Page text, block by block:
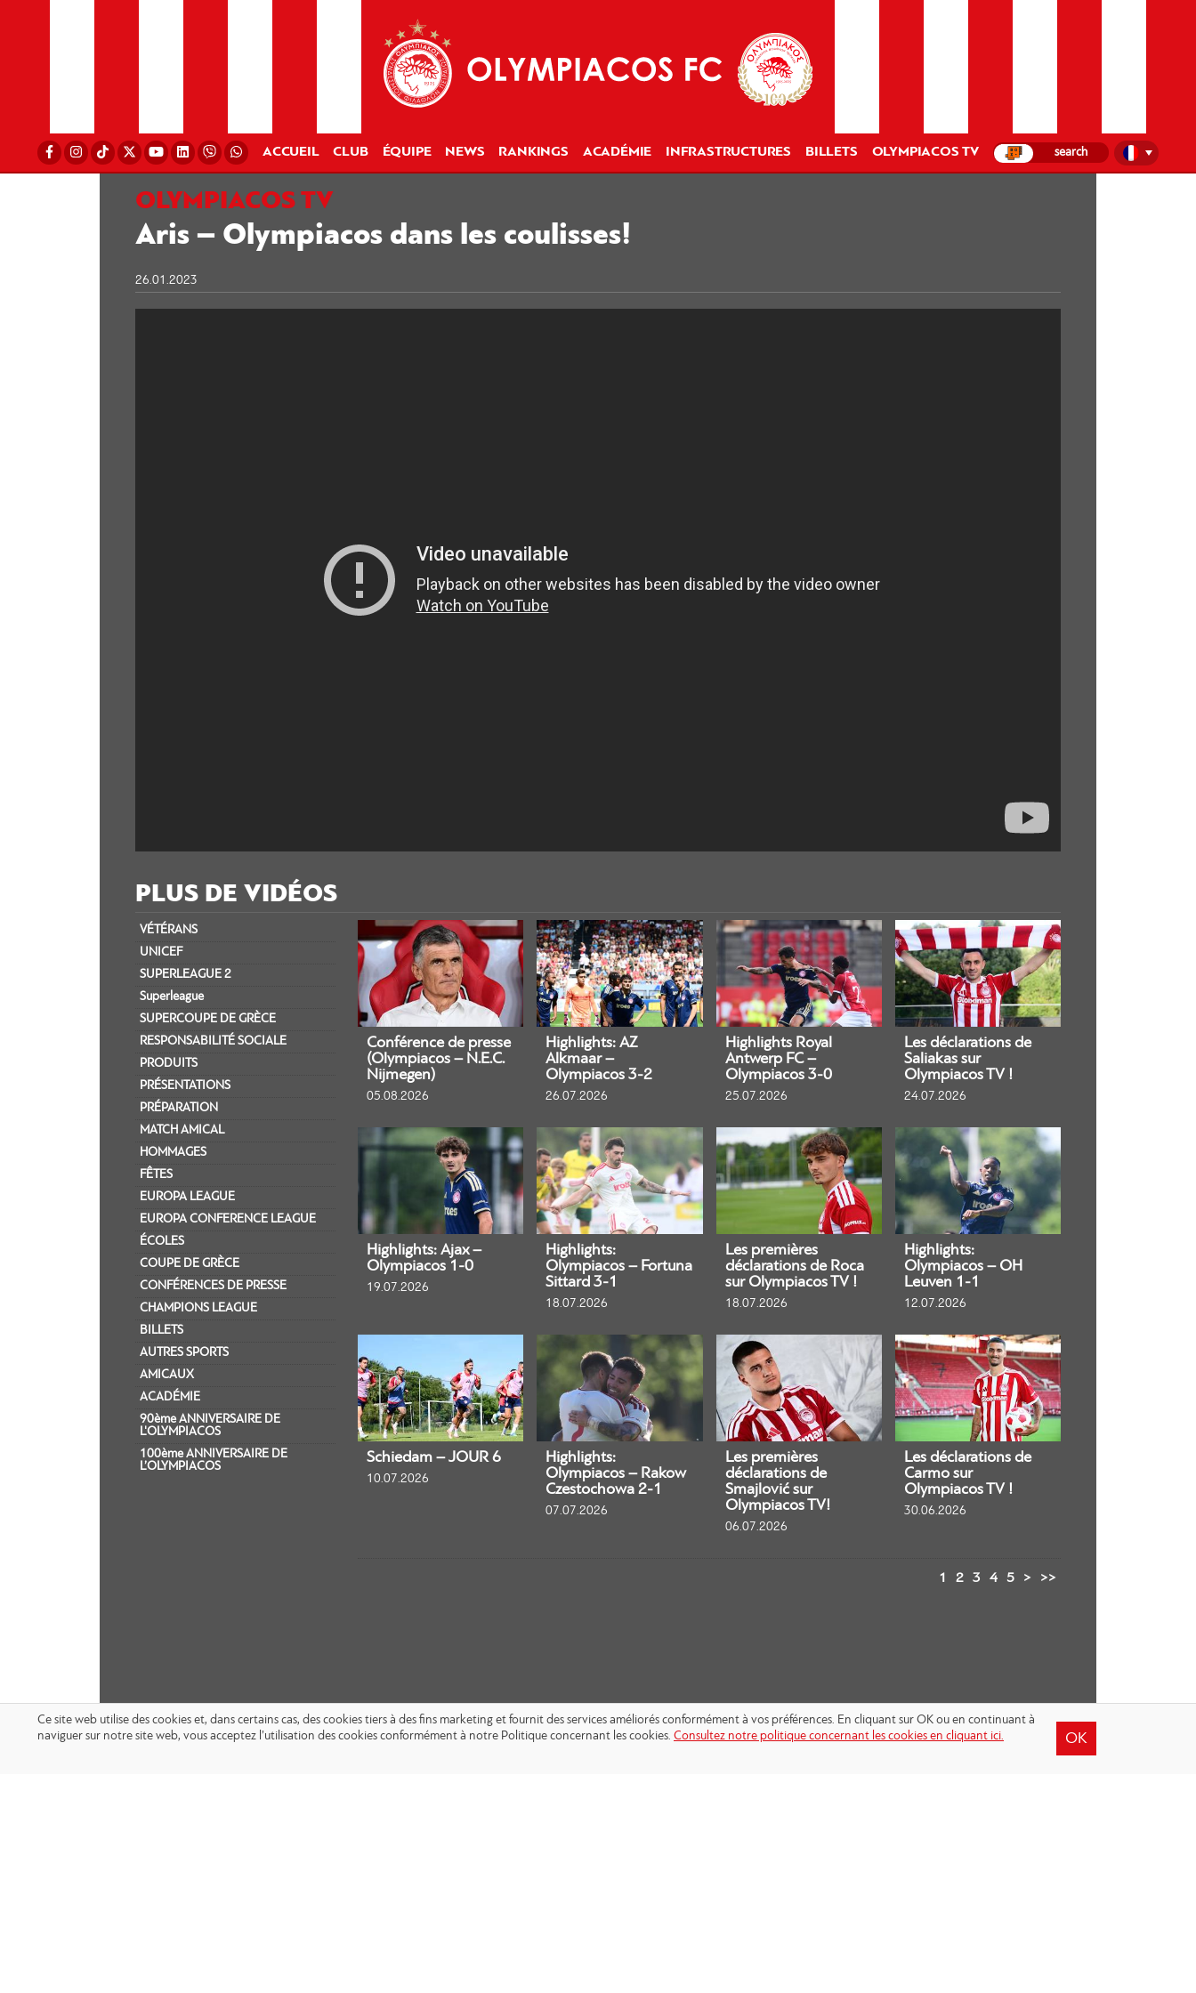
ACCUEIL CLUB ÉQUIPE NEWS RANKINGS ACADÉMIE INFRASTRUCTURES BILLETS OLYMPIACOS TV
OLYMPIACOS TV
Aris – Olympiacos dans les coulisses!
26.01.2023
PLUS DE VIDÉOS
VÉTÉRANS
UNICEF
SUPERLEAGUE 2
Superleague
SUPERCOUPE DE GRÈCE
RESPONSABILITÉ SOCIALE
PRODUITS
PRÉSENTATIONS
PRÉPARATION
MATCH AMICAL
HOMMAGES
FÊTES
EUROPA LEAGUE
EUROPA CONFERENCE LEAGUE
ÉCOLES
COUPE DE GRÈCE
CONFÉRENCES DE PRESSE
CHAMPIONS LEAGUE
BILLETS
AUTRES SPORTS
AMICAUX
ACADÉMIE
90ème ANNIVERSAIRE DE
L'OLYMPIACOS
100ème ANNIVERSAIRE DE
L’OLYMPIACOS
Conférence de presse
(Olympiacos – N.E.C.
Nijmegen)
05.08.2026
Highlights: AZ
Alkmaar –
Olympiacos 3-2
26.07.2026
Highlights Royal
Antwerp FC –
Olympiacos 3-0
25.07.2026
Les déclarations de
Saliakas sur
Olympiacos TV !
24.07.2026
Highlights: Ajax –
Olympiacos 1-0
19.07.2026
Highlights:
Olympiacos – Fortuna
Sittard 3-1
18.07.2026
Les premières
déclarations de Roca
sur Olympiacos TV !
18.07.2026
Highlights:
Olympiacos – OH
Leuven 1-1
12.07.2026
Schiedam – JOUR 6
10.07.2026
Highlights:
Olympiacos – Rakow
Czestochowa 2-1
07.07.2026
Les premières
déclarations de
Smajlović sur
Olympiacos TV!
06.07.2026
Les déclarations de
Carmo sur
Olympiacos TV !
30.06.2026
1 2 3 4 5 > >>
Ce site web utilise des cookies et, dans certains cas, des cookies tiers à des fins marketing et fournit des services améliorés conformément à vos préférences. En cliquant sur OK ou en continuant à
naviguer sur notre site web, vous acceptez l’utilisation des cookies conformément à notre Politique concernant les cookies. Consultez notre politique concernant les cookies en cliquant ici. OK